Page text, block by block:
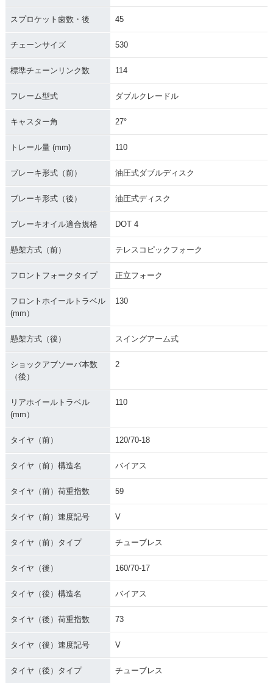
スプロケット歯数・後 45
チェーンサイズ 530
標準チェーンリンク数 114
フレーム型式 ダブルクレードル
キャスター角 27°
トレール量 (mm) 110
ブレーキ形式（前） 油圧式ダブルディスク
ブレーキ形式（後） 油圧式ディスク
ブレーキオイル適合規格 DOT 4
懸架方式（前） テレスコピックフォーク
フロントフォークタイプ 正立フォーク
フロントホイールトラベル
(mm）
130
懸架方式（後） スイングアーム式
ショックアブソーバ本数
（後）
2
リアホイールトラベル
(mm）
110
タイヤ（前） 120/70-18
タイヤ（前）構造名 バイアス
タイヤ（前）荷重指数 59
タイヤ（前）速度記号 V
タイヤ（前）タイプ チューブレス
タイヤ（後） 160/70-17
タイヤ（後）構造名 バイアス
タイヤ（後）荷重指数 73
タイヤ（後）速度記号 V
タイヤ（後）タイプ チューブレス